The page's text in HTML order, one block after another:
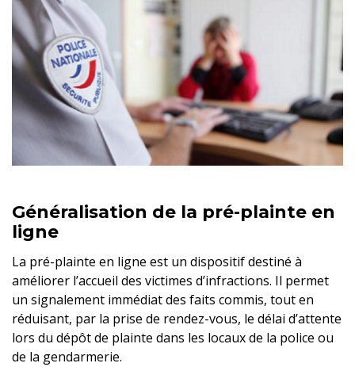
Généralisation de la pré-plainte en
ligne
La pré-plainte en ligne est un dispositif destiné à
améliorer l’accueil des victimes d’infractions. Il permet
un signalement immédiat des faits commis, tout en
réduisant, par la prise de rendez-vous, le délai d’attente
lors du dépôt de plainte dans les locaux de la police ou
de la gendarmerie.